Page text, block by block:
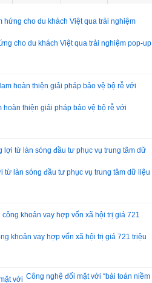
cho du khách Việt qua trải nghiệm pop-up
hoàn thiện giải pháp bảo vệ bộ rễ với
từ làn sóng đầu tư phục vụ trung tâm dữ liệu
khoản vay hợp vốn xã hội trị giá 721 triệu
Công nghệ đối mặt với “bài toán niềm